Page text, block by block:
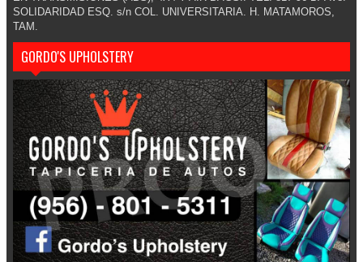
SOLIDARIDAD ESQ. s/n COL. UNIVERSITARIA. H. MATAMOROS,
TAM.
GORDO'S UPHOLSTERY